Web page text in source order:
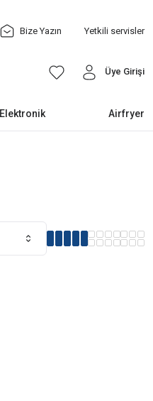
Bize Yazın Yetkili servisler
Üye Girişi
Elektronik Airfryer